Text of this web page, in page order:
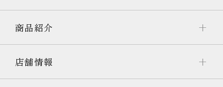
商品紹介
店舗情報